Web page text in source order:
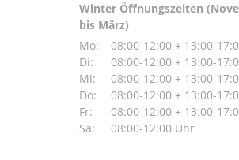
Winter Öffnungszeiten
bis März)
Mo:
08:00-12:00 + 13:00-
Di:
08:00-12:00 + 13:00-
Mi:
08:00-12:00 + 13:00-
Do:
08:00-12:00 + 13:00-
Fr:
08:00-12:00 + 13:00-
Sa:
08:00-12:00 Uhr